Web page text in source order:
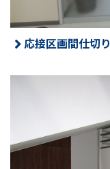
応接区画間仕切り